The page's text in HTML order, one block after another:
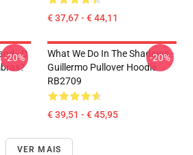
€ 37,67 - € 44,11
- O
-20%
What We Do In The Shadows -
Guillermo Pullover Hoodie
RB2709
€ 39,51 - € 45,95
-20%
VER MAIS